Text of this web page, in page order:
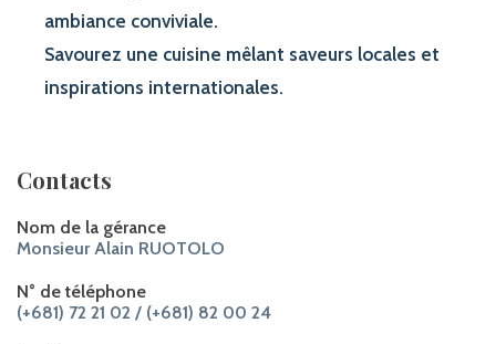
ambiance conviviale.
Savourez une cuisine mêlant saveurs locales et
inspirations internationales.
Contacts
Nom de la gérance
Monsieur Alain RUOTOLO
N° de téléphone
(+681) 72 21 02 / (+681) 82 00 24